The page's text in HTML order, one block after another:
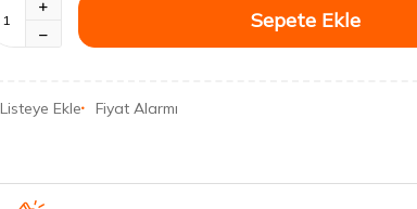
Sepete Ekle
Listeye Ekle Fiyat Alarmı